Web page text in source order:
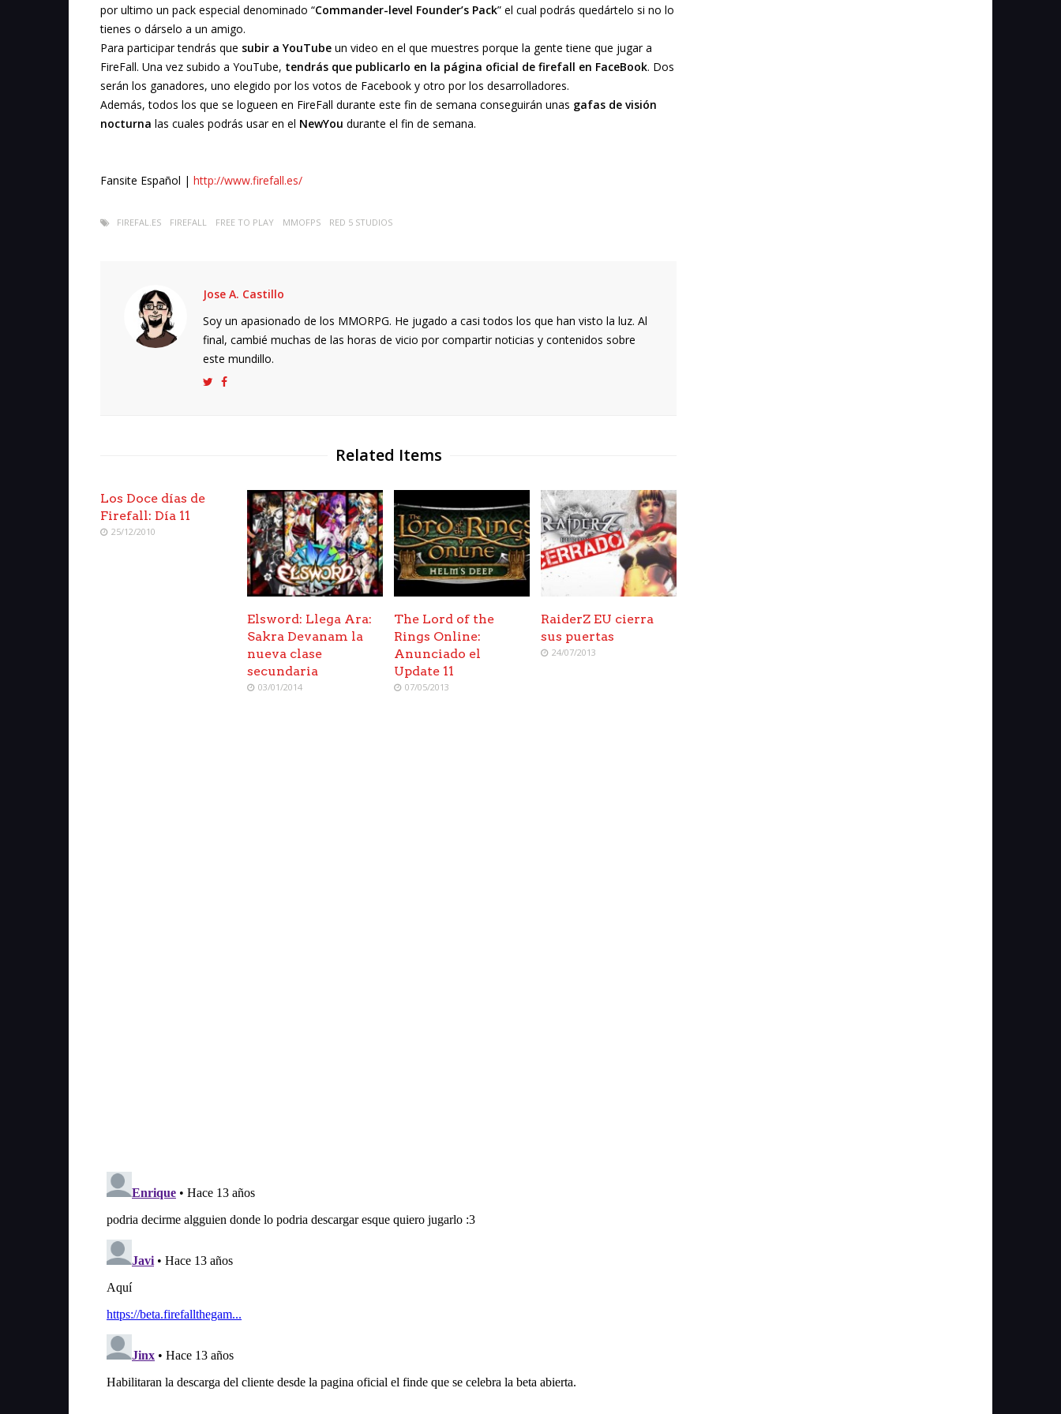
por ultimo un pack especial denominado “Commander-level Founder’s Pack” el cual podrás quedártelo si no lo
tienes o dárselo a un amigo.
Para participar tendrás que subir a YouTube un video en el que muestres porque la gente tiene que jugar a
FireFall. Una vez subido a YouTube, tendrás que publicarlo en la página oficial de firefall en FaceBook. Dos
serán los ganadores, uno elegido por los votos de Facebook y otro por los desarrolladores.
Además, todos los que se logueen en FireFall durante este fin de semana conseguirán unas gafas de visión
nocturna las cuales podrás usar en el NewYou durante el fin de semana.
Fansite Español | http://www.firefall.es/
FIREFAL.ES FIREFALL FREE TO PLAY MMOFPS RED 5 STUDIOS
Jose A. Castillo
Soy un apasionado de los MMORPG. He jugado a casi todos los que han visto la luz. Al
final, cambié muchas de las horas de vicio por compartir noticias y contenidos sobre
este mundillo.
Related Items
Los Doce días de
Firefall: Día 11
25/12/2010
Elsword: Llega Ara:
Sakra Devanam la
nueva clase
secundaria
03/01/2014
The Lord of the
Rings Online:
Anunciado el
Update 11
07/05/2013
RaiderZ EU cierra
sus puertas
24/07/2013